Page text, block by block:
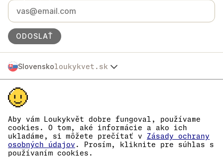
Aby vám Loukykvět dobre fungoval, používame
cookies. O tom, aké informácie a ako ich
ukladáme, si môžete prečítať v
Zásady ochrany
osobných údajov . Prosím, kliknite pre súhlas s
používaním cookies.
ODOSLAŤ
Slovenskoloukykvet.sk
Česko
Polska
Österreich
Deutschland
France
België
Danmark
Eesti
España
Spoločnosť Loukykvět s.r.o. je zapísaná v Obchodnom registri
Mestského súdu v Prahe, oddiel C, vložka 268616.
EKF00180493.
Pre vydávanie rastlinolekárskych pasov používame registračné číslo
0636.
IČO je 05663687, DIČ je CZ05663687.
ID dátovej schránky je eng827q.
Číslo EORI je CZ05663687.